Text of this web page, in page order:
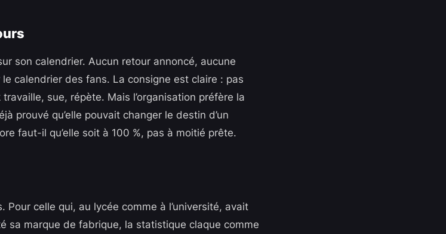
son calendrier. Aucun retour annoncé, aucune
calendrier des fans. La consigne est claire : pas
sue, répète. Mais l’organisation préfère la
prouvé qu’elle pouvait changer le destin d’un
faut-il qu’elle soit à 100 %, pas à moitié prête.
Pour celle qui, au lycée comme à l’université, avait
sa marque de fabrique, la statistique claque comme